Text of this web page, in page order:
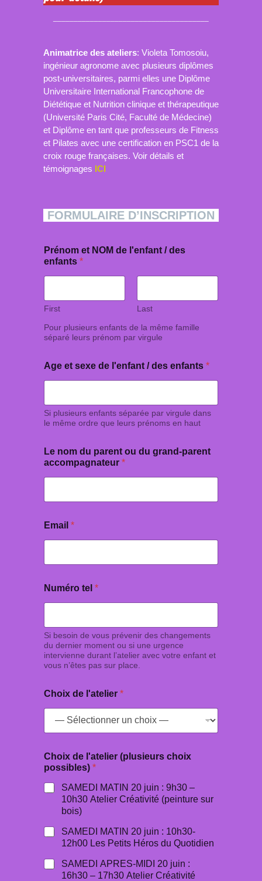
Animatrice des ateliers: Violeta Tomosoiu,
ingénieur agronome avec plusieurs diplômes
post-universitaires, parmi elles une Diplôme
Universitaire International Francophone de
Diététique et Nutrition clinique et thérapeutique
(Université Paris Cité, Faculté de Médecine)
et Diplôme en tant que professeurs de Fitness
et Pilates avec une certification en PSC1 de la
croix rouge françaises. Voir détails et
témoignages ICI
FORMULAIRE D’INSCRIPTION
Prénom et NOM de l'enfant / des
enfants *
First
Last
Pour plusieurs enfants de la même famille
séparé leurs prénom par virgule
Age et sexe de l'enfant / des enfants *
Si plusieurs enfants séparée par virgule dans
le même ordre que leurs prénoms en haut
Le nom du parent ou du grand-parent
accompagnateur *
Email *
Numéro tel *
Si besoin de vous prévenir des changements
du dernier moment ou si une urgence
intervienne durant l’atelier avec votre enfant et
vous n’êtes pas sur place.
Choix de l'atelier *
Choix de l'atelier (plusieurs choix
possibles) *
SAMEDI MATIN 20 juin : 9h30 –
10h30 Atelier Créativité (peinture sur
bois)
SAMEDI MATIN 20 juin : 10h30-
12h00 Les Petits Héros du Quotidien
SAMEDI APRES-MIDI 20 juin :
16h30 – 17h30 Atelier Créativité